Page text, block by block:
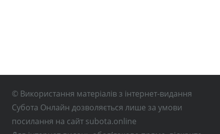
© Використання матеріалів з інтернет-видання
Субота Онлайн дозволяється лише за умови
посилання на сайт subota.online